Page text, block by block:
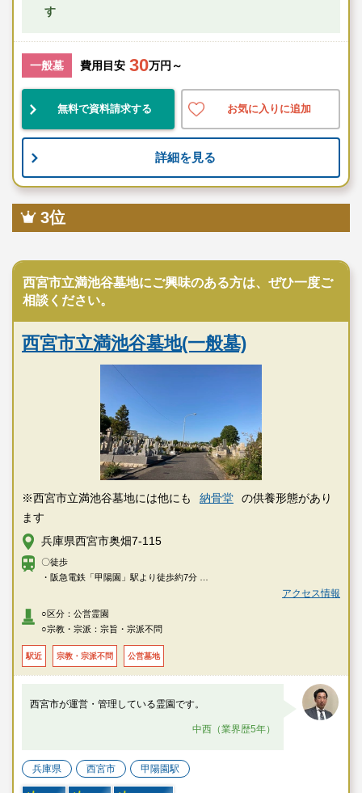
す
一般墓 費用目安 30万円～
無料で資料請求する お気に入りに追加
詳細を見る
3位
西宮市立満池谷墓地にご興味のある方は、ぜひ一度ご
相談ください。
西宮市立満池谷墓地(一般墓)
※西宮市立満池谷墓地には他にも 納骨堂
の供養形態があり
ます
兵庫県西宮市奥畑7-115
〇徒歩
・阪急電鉄「甲陽園」駅より徒歩約7分
・阪神本線「西宮」駅より阪神バス「山手西回り」または「山手東周り」
乗車、「夙川学院中高前」下車徒歩約1分
すぐ
アクセス情報
○区分：公営霊園
○宗教・宗派：宗旨・宗派不問
駅近 宗教・宗派不問 公営墓地
西宮市が運営・管理している霊園です。
中西（業界歴5年）
兵庫県 西宮市 甲陽園駅